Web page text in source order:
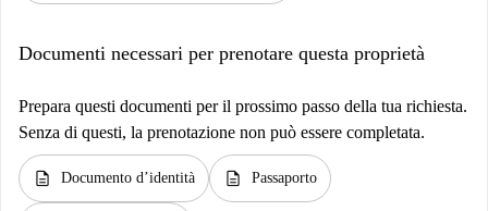
Documenti necessari per prenotare questa proprietà
Prepara questi documenti per il prossimo passo della tua richiesta.
Senza di questi, la prenotazione non può essere completata.
description Documento d’identità description Passaporto